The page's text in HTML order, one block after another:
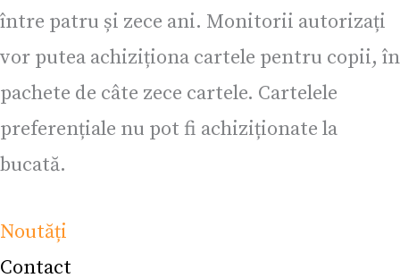
între patru și zece ani. Monitorii autorizați
vor putea achiziționa cartele pentru copii, în
pachete de câte zece cartele. Cartelele
preferențiale nu pot fi achiziționate la
bucată.
Noutăți
Contact